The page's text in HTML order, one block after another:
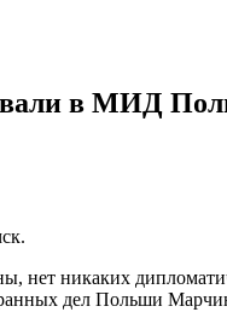
в МИД
нет никаких
дел Польши